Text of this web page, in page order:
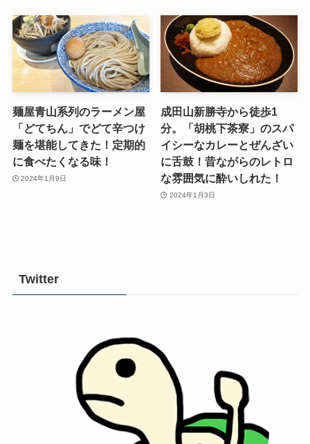
麺屋青山系列のラーメン屋
「どてちん」でどて辛つけ
麺を堪能してきた！定期的
に食べたくなる味！
2024年1月9日
成田山新勝寺から徒歩1
分。「胡桃下茶寮」のスパ
イシーなカレーとぜんざい
に舌鼓！昔ながらのレトロ
な雰囲気に酔いしれた！
2024年1月3日
Twitter